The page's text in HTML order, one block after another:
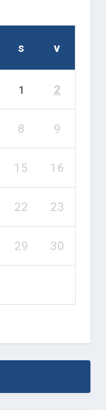
s v
1 2
8 9
15 16
22 23
29 30